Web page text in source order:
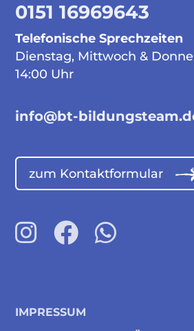
0151 16969643
Telefonische Sprechzeiten
Dienstag, Mittwoch &
14:00 Uhr
info@bt-
zum Kontaktformular
IMPRESSUM